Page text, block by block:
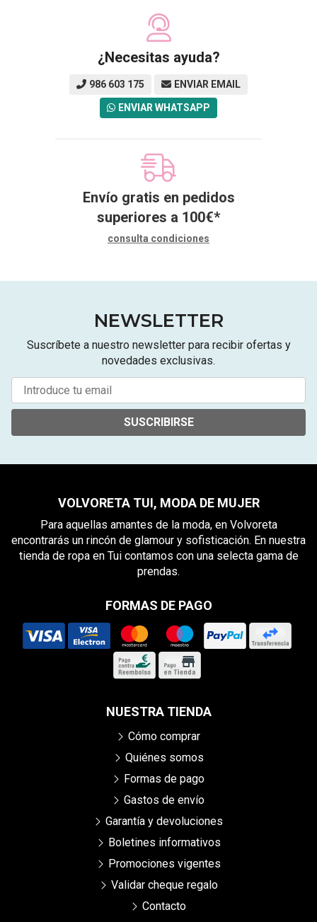
¿Necesitas ayuda?
986 603 175 ENVIAR EMAIL
ENVIAR WHATSAPP
Envío gratis en pedidos
superiores a 100€*
consulta condiciones
NEWSLETTER
Suscríbete a nuestro newsletter para recibir ofertas y
novedades exclusivas.
SUSCRIBIRSE
VOLVORETA TUI, MODA DE MUJER
Para aquellas amantes de la moda, en Volvoreta
encontrarás un rincón de glamour y sofisticación. En nuestra
tienda de ropa en Tui contamos con una selecta gama de
prendas.
FORMAS DE PAGO
NUESTRA TIENDA
Cómo comprar
Quiénes somos
Formas de pago
Gastos de envío
Garantía y devoluciones
Boletines informativos
Promociones vigentes
Validar cheque regalo
Contacto